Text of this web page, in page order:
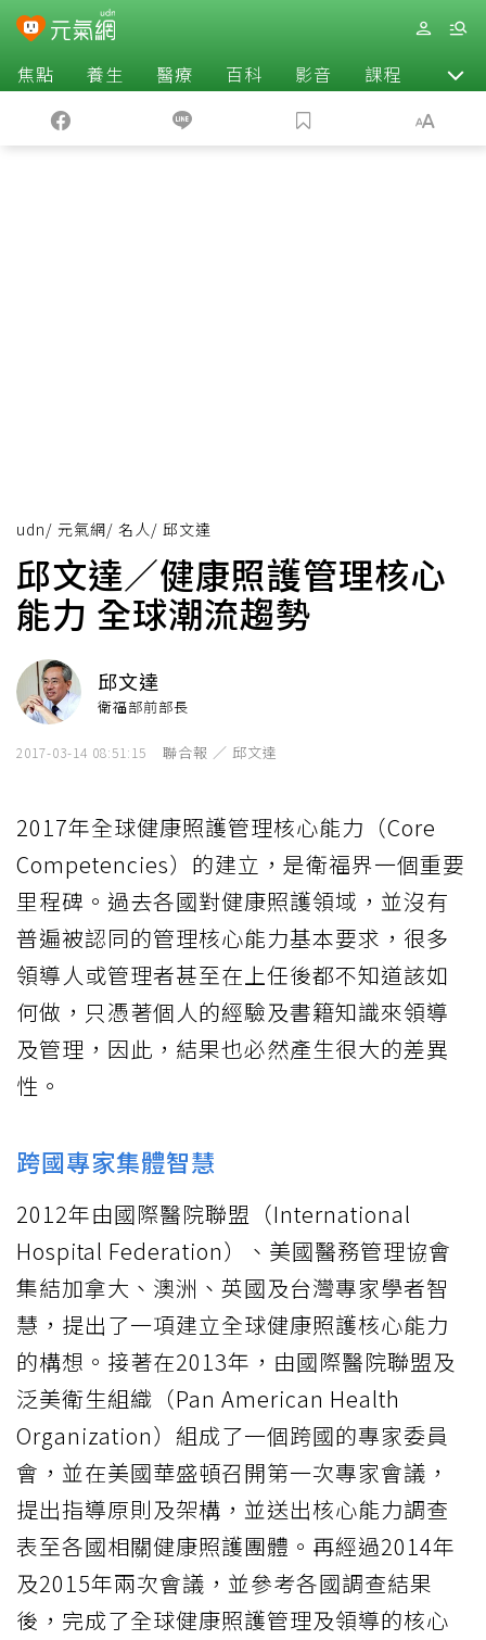
焦點 養生 醫療 百科 影音 課程 退休
udn/ 元氣網/ 名人/ 邱文達
邱文達／健康照護管理核心
能力 全球潮流趨勢
邱文達
衛福部前部長
2017-03-14 08:51:15 聯合報 ／ 邱文達
2017年全球健康照護管理核心能力（Core
Competencies）的建立，是衛福界一個重要
里程碑。過去各國對健康照護領域，並沒有
普遍被認同的管理核心能力基本要求，很多
領導人或管理者甚至在上任後都不知道該如
何做，只憑著個人的經驗及書籍知識來領導
及管理，因此，結果也必然產生很大的差異
性。
跨國專家集體智慧
2012年由國際醫院聯盟（International
Hospital Federation）、美國醫務管理協會
集結加拿大、澳洲、英國及台灣專家學者智
慧，提出了一項建立全球健康照護核心能力
的構想。接著在2013年，由國際醫院聯盟及
泛美衛生組織（Pan American Health
Organization）組成了一個跨國的專家委員
會，並在美國華盛頓召開第一次專家會議，
提出指導原則及架構，並送出核心能力調查
表至各國相關健康照護團體。再經過2014年
及2015年兩次會議，並參考各國調查結果
後，完成了全球健康照護管理及領導的核心